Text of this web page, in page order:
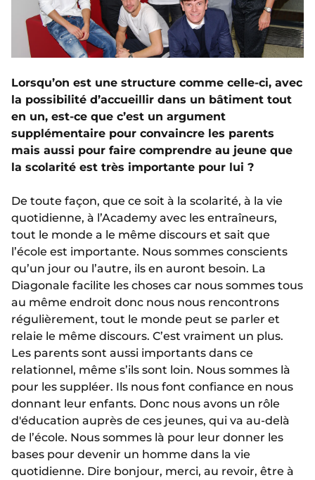
Lorsqu’on est une structure comme celle-ci, avec
la possibilité d’accueillir dans un bâtiment tout
en un, est-ce que c’est un argument
supplémentaire pour convaincre les parents
mais aussi pour faire comprendre au jeune que
la scolarité est très importante pour lui ?
De toute façon, que ce soit à la scolarité, à la vie
quotidienne, à l’Academy avec les entraîneurs,
tout le monde a le même discours et sait que
l’école est importante. Nous sommes conscients
qu’un jour ou l’autre, ils en auront besoin. La
Diagonale facilite les choses car nous sommes tous
au même endroit donc nous nous rencontrons
régulièrement, tout le monde peut se parler et
relaie le même discours. C’est vraiment un plus.
Les parents sont aussi importants dans ce
relationnel, même s’ils sont loin. Nous sommes là
pour les suppléer. Ils nous font confiance en nous
donnant leur enfants. Donc nous avons un rôle
d'éducation auprès de ces jeunes, qui va au-delà
de l’école. Nous sommes là pour leur donner les
bases pour devenir un homme dans la vie
quotidienne. Dire bonjour, merci, au revoir, être à